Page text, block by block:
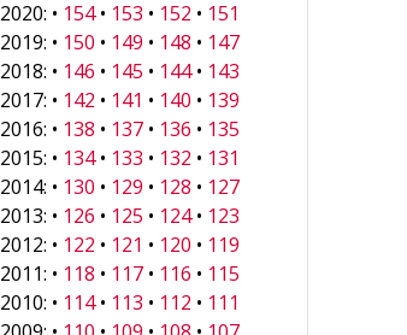
2020: • 154• 153 • 152 • 151
2019: • 150 • 149 • 148 • 147
2018: • 146 • 145 • 144• 143
2017: • 142 • 141 • 140 • 139
2016: • 138 • 137 • 136 • 135
2015: • 134• 133 • 132 • 131
2014: • 130 • 129 • 128 • 127
2013: • 126 • 125 • 124• 123
2012: • 122 • 121 • 120 • 119
2011: • 118 • 117 • 116 • 115
2010: • 114• 113 • 112 • 111